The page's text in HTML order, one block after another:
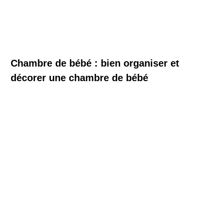
Chambre de bébé : bien organiser et
décorer une chambre de bébé